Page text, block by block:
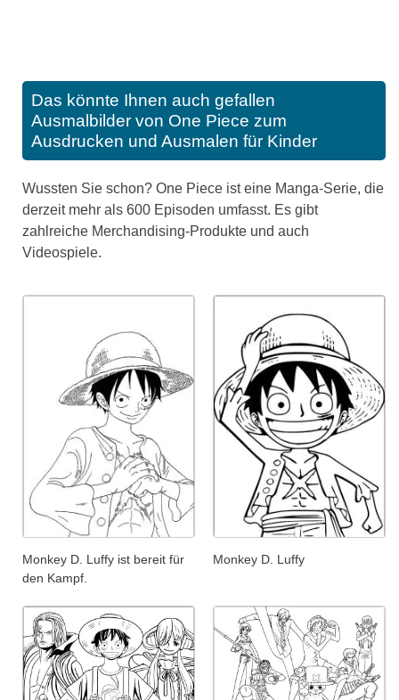
Das könnte Ihnen auch gefallen
Ausmalbilder von One Piece zum
Ausdrucken und Ausmalen für Kinder
Wussten Sie schon? One Piece ist eine Manga-Serie, die
derzeit mehr als 600 Episoden umfasst. Es gibt
zahlreiche Merchandising-Produkte und auch
Videospiele.
Monkey D. Luffy ist bereit für
den Kampf.
Monkey D. Luffy